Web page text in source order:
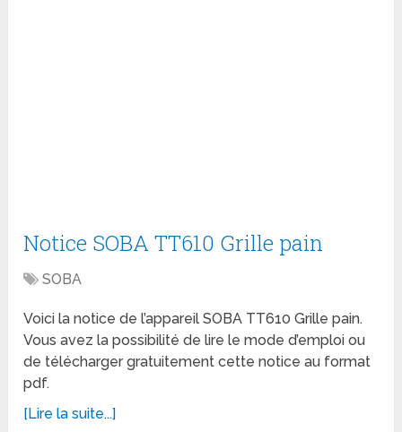
Notice SOBA TT610 Grille pain
SOBA
Voici la notice de l’appareil SOBA TT610 Grille pain.
Vous avez la possibilité de lire le mode d’emploi ou
de télécharger gratuitement cette notice au format
pdf.
[Lire la suite...]